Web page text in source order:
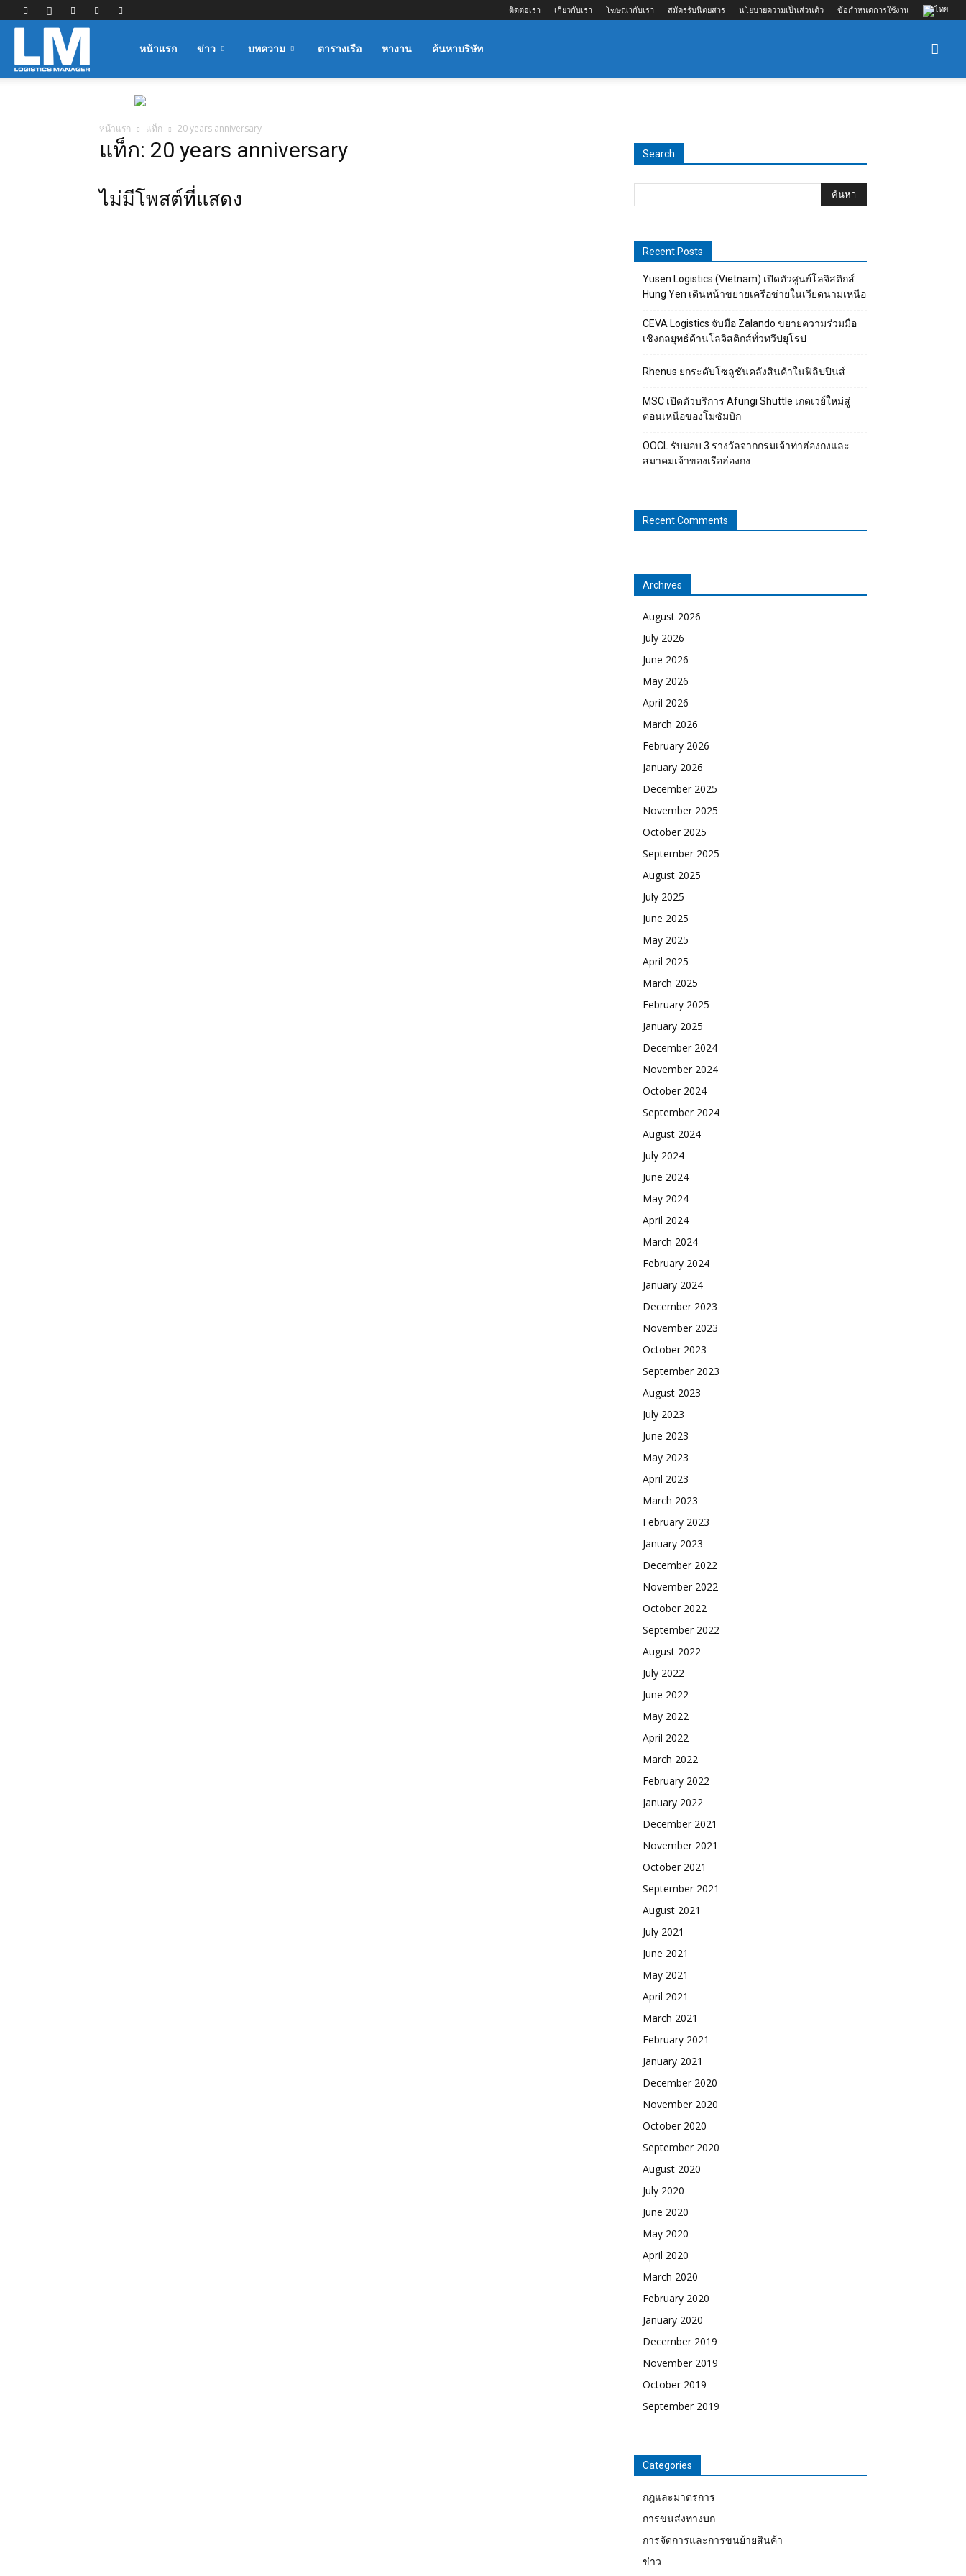
ติดต่อเรา เกี่ยวกับเรา โฆษณากับเรา สมัครรับนิตยสาร นโยบายความเป็นส่วนตัว ข้อกำหนดการใช้งาน
Logistics
Manager
หน้าแรก ข่าว บทความ ตารางเรือ หางาน ค้นหาบริษัท
หน้าแรก แท็ก 20 years anniversary
แท็ก: 20 years anniversary
ไม่มีโพสต์ที่แสดง
Search
Recent Posts
Yusen Logistics (Vietnam) เปิดตัวศูนย์โลจิสติกส์
Hung Yen เดินหน้าขยายเครือข่ายในเวียดนามเหนือ
CEVA Logistics จับมือ Zalando ขยายความร่วมมือ
เชิงกลยุทธ์ด้านโลจิสติกส์ทั่วทวีปยุโรป
Rhenus ยกระดับโซลูชันคลังสินค้าในฟิลิปปินส์
MSC เปิดตัวบริการ Afungi Shuttle เกตเวย์ใหม่สู่
ตอนเหนือของโมซัมบิก
OOCL รับมอบ 3 รางวัลจากกรมเจ้าท่าฮ่องกงและ
สมาคมเจ้าของเรือฮ่องกง
Recent Comments
Archives
August 2026
July 2026
June 2026
May 2026
April 2026
March 2026
February 2026
January 2026
December 2025
November 2025
October 2025
September 2025
August 2025
July 2025
June 2025
May 2025
April 2025
March 2025
February 2025
January 2025
December 2024
November 2024
October 2024
September 2024
August 2024
July 2024
June 2024
May 2024
April 2024
March 2024
February 2024
January 2024
December 2023
November 2023
October 2023
September 2023
August 2023
July 2023
June 2023
May 2023
April 2023
March 2023
February 2023
January 2023
December 2022
November 2022
October 2022
September 2022
August 2022
July 2022
June 2022
May 2022
April 2022
March 2022
February 2022
January 2022
December 2021
November 2021
October 2021
September 2021
August 2021
July 2021
June 2021
May 2021
April 2021
March 2021
February 2021
January 2021
December 2020
November 2020
October 2020
September 2020
August 2020
July 2020
June 2020
May 2020
April 2020
March 2020
February 2020
January 2020
December 2019
November 2019
October 2019
September 2019
Categories
กฎและมาตรการ
การขนส่งทางบก
การจัดการและการขนย้ายสินค้า
ข่าว